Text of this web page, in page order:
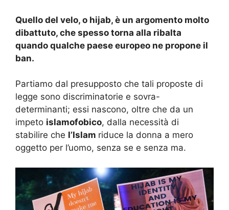
Quello del velo, o hijab, è un argomento molto
dibattuto, che spesso torna alla ribalta
quando qualche paese europeo ne propone il
ban.
Partiamo dal presupposto che tali proposte di
legge sono discriminatorie e sovra-
determinanti; essi nascono, oltre che da un
impeto islamofobico, dalla necessità di
stabilire che l’Islam riduce la donna a mero
oggetto per l’uomo, senza se e senza ma.